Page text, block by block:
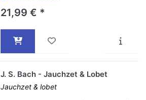
21,99 € *
J. S. Bach - Jauchzet & Lobet
Jauchzet & lobet